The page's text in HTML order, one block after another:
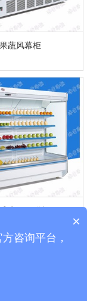
蔬风幕柜
水果保鲜柜
×
咨询平台，